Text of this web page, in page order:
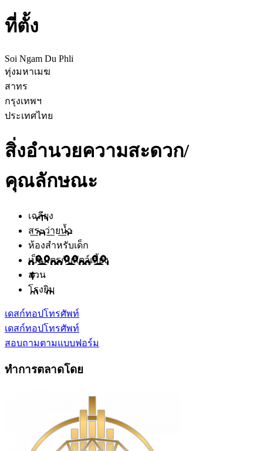
ที่ตั้ง
Soi Ngam Du Phli
ทุ่งมหาเมฆ
สาทร
กรุงเทพฯ
ประเทศไทย
สิ่งอำนวยความสะดวก/
คุณลักษณะ
เฉลียง
สระว่ายน้ำ
ห้องสำหรับเด็ก
เป็นมิตรกับสัตว์เลี้ยง
สวน
โรงยิม
เดสก์ทอปโทรศัพท์
เดสก์ทอปโทรศัพท์
สอบถามตามแบบฟอร์ม
ทำการตลาดโดย